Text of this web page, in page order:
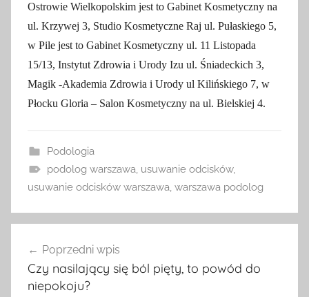
Ostrowie Wielkopolskim jest to Gabinet Kosmetyczny na
ul. Krzywej 3, Studio Kosmetyczne Raj ul. Pułaskiego 5,
w Pile jest to Gabinet Kosmetyczny ul. 11 Listopada
15/13, Instytut Zdrowia i Urody Izu ul. Śniadeckich 3,
Magik -Akademia Zdrowia i Urody ul Kilińskiego 7, w
Płocku Gloria – Salon Kosmetyczny na ul. Bielskiej 4.
Podologia
podolog warszawa, usuwanie odcisków,
usuwanie odcisków warszawa, warszawa podolog
wpisu
Poprzedni wpis
Czy nasilający się ból pięty, to powód do
niepokoju?